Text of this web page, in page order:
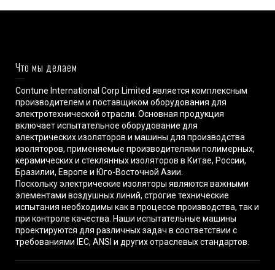
Что мы делаем
Contune International Corp Limited является комплексным
производителем и поставщиком оборудования для
электротехнической отрасли. Основная продукция
включает испытательное оборудование для
электрических изоляторов и машины для производства
изоляторов, применяемые производителями полимерных,
керамических и стеклянных изоляторов в Китае, России,
Бразилии, Европе и Юго-Восточной Азии.
Поскольку электрические изоляторы являются важными
элементами воздушных линий, строгие технические
испытания необходимы как в процессе производства, так и
при контроле качества. Наши испытательные машины
проектируются для различных задач в соответствии с
требованиями IEC, ANSI и других отраслевых стандартов.